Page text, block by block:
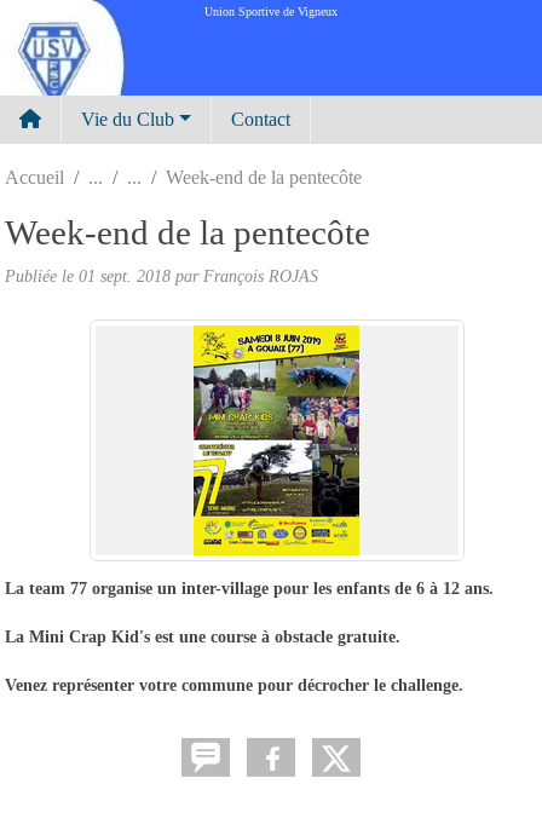
Union Sportive de Vigneux
Vie du Club Contact
Accueil Week-end de la pentecôte
Week-end de la pentecôte
Publiée le 01 sept. 2018 par François ROJAS
La team 77 organise un inter-village pour les enfants de 6 à 12 ans.
La Mini Crap Kid's est une course à obstacle gratuite.
Venez représenter votre commune pour décrocher le challenge.
Panneau de gestion des cookies